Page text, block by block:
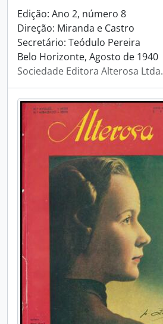
Edição: Ano 2, número 8
Direção: Miranda e Castro
Secretário: Teódulo Pereira
Belo Horizonte, Agosto de 1940
Sociedade Editora Alterosa Ltda.